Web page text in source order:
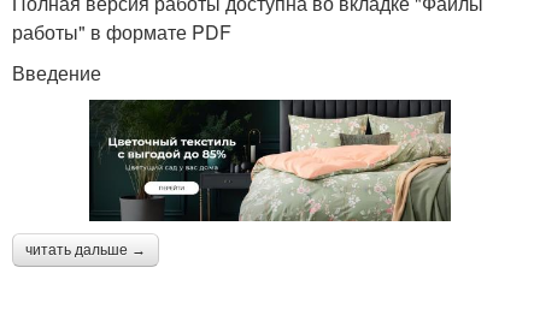
работы" в формате PDF
Введение
читать дальше →